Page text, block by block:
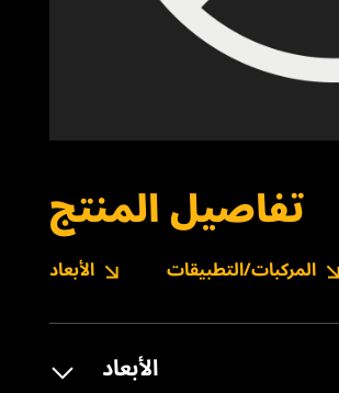
تفاصيل المنتج
الأبعاد المركبات/التطبيقات
الأبعاد